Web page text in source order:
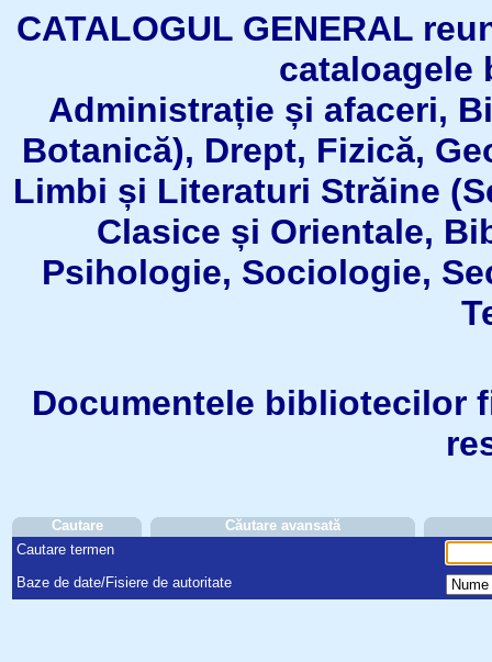
CATALOGUL GENERAL
Administrație și afaceri,
Botanică), Drept, Fizică,
Limbi și Literaturi Străine
Clasice și Orientale,
Psihologie, Sociologie,
Documentele bibliotecilor
Cautare
Căutare avansată
Cautare termen
Baze de date/Fisiere de autoritate